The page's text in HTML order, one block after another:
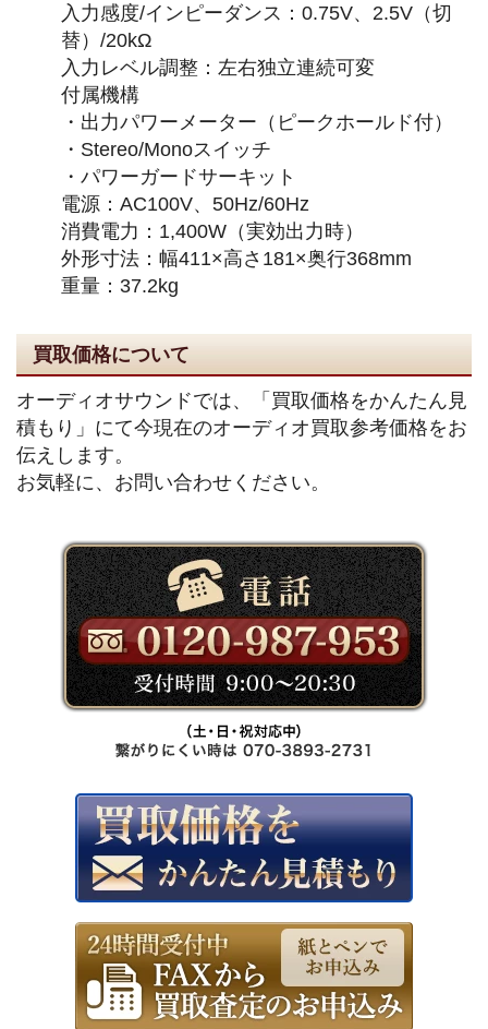
入力感度/インピーダンス：0.75V、2.5V（切
替）/20kΩ
入力レベル調整：左右独立連続可変
付属機構
・出力パワーメーター（ピークホールド付）
・Stereo/Monoスイッチ
・パワーガードサーキット
電源：AC100V、50Hz/60Hz
消費電力：1,400W（実効出力時）
外形寸法：幅411×高さ181×奥行368mm
重量：37.2kg
買取価格について
オーディオサウンドでは、「買取価格をかんたん見
積もり」にて今現在のオーディオ買取参考価格をお
伝えします。
お気軽に、お問い合わせください。